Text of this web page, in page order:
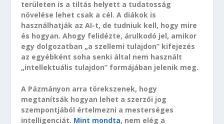
területen is a tiltás helyett a tudatosság
növelése lehet csak a cél. A diákok is
használhatják az AI-t, de tudniuk kell, hogy mire
és hogyan. Ahogy felidézte, árulkodó jel, amikor
egy dolgozatban „a szellemi tulajdon” kifejezés
az egyébként soha senki által nem használt
„intellektuális tulajdon” formájában jelenik meg.
A Pázmányon arra törekszenek, hogy
megtanítsák hogyan lehet a szerzői jog
szempontjából értelmezni a mesterséges
intelligenciát. Mint mondta, nem elég a